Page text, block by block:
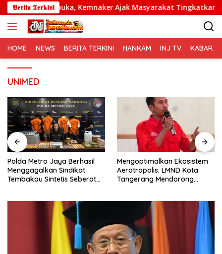
Langsung
ke
konten
𝕭𝖊𝖗𝖎𝖙𝖆 𝕿𝖊𝖗𝖐𝖎𝖓𝖎
4 Dibuka, Kemnaker Ajak Masyarakat Tingkatkan
HOME NEWS BERITA TERKINI HANKAM INJ TV KABAR
UNIMED
Polda Metro Jaya Berhasil
Menggagalkan Sindikat
Tembakau Sintetis Seberat
Mengoptimalkan Ekosistem
Aerotropolis: LMND Kota
Tangerang Mendorong
Kantor Imigrasi Soekarno-